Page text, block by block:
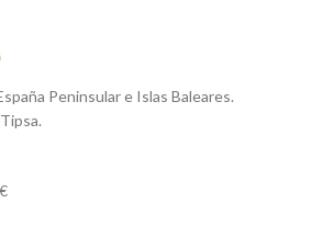
Peninsular e Islas Baleares.